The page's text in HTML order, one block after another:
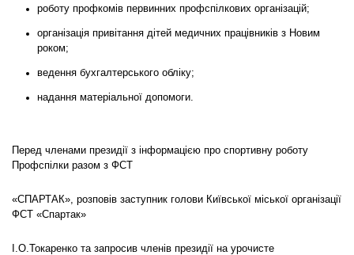
роботу профкомів первинних профспілкових організацій;
організація привітання дітей медичних працівників з Новим
роком;
ведення бухгалтерського обліку;
надання матеріальної допомоги.
Перед членами президії з інформацією про спортивну роботу
Профспілки разом з ФСТ
«СПАРТАК», розповів заступник голови Київської міської організації
ФСТ «Спартак»
І.О.Токаренко та запросив членів президії на урочисте